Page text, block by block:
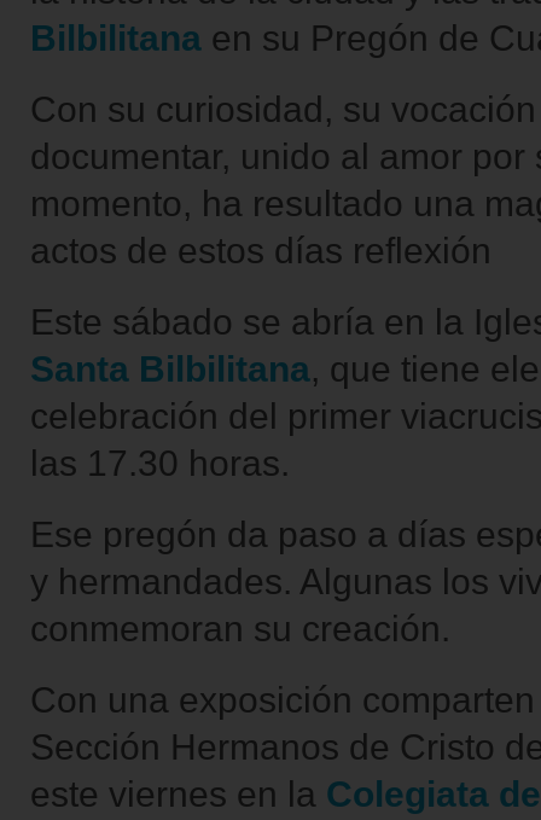
Bilbilitana en su Pregón de
Con su curiosidad, su
documentar, unido al amor
momento, ha resultado una
actos de estos días reflexión
Este sábado se abría en la
Santa Bilbilitana, que tiene
celebración del primer
las 17.30 horas.
Ese pregón da paso a días
y hermandades. Algunas los
conmemoran su creación.
Con una exposición
Sección Hermanos de Cristo
este viernes en la Colegiata